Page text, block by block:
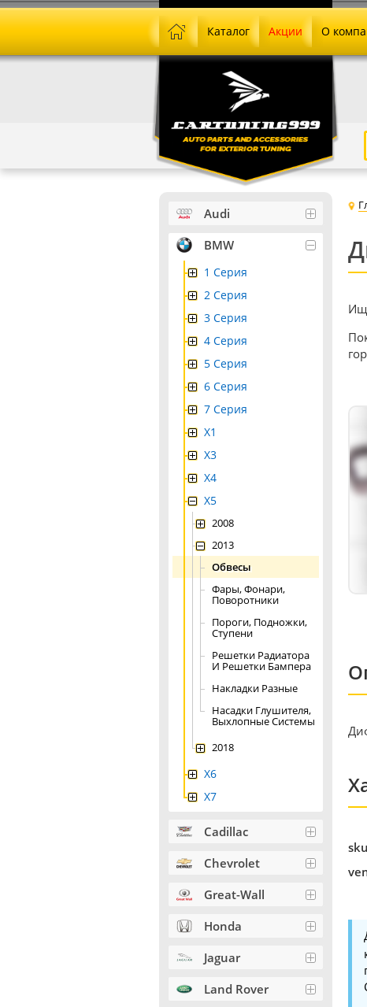
Каталог Акции О
Audi
BMW
1 Серия
2 Серия
3 Серия
4 Серия
5 Серия
6 Серия
7 Серия
X1
X3
X4
Х5
2008
2013
Обвесы
Фары, Фонари,
Поворотники
Пороги, Подножки,
Ступени
Решетки Радиатора
И Решетки Бампера
Накладки Разные
Насадки Глушителя,
Выхлопные Системы
2018
X6
X7
Cadillac
Chevrolet
Great-Wall
Honda
Jaguar
Land Rover